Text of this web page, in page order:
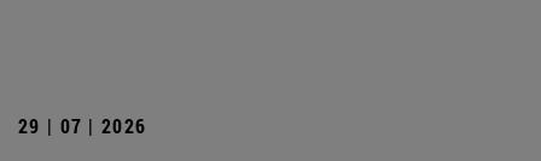
29 | 07 | 2026